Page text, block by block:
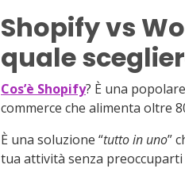
Shopify vs
quale
Cos’è Shopify? È una
commerce che alimenta oltre
È una soluzione “tutto in uno”
tua attività senza